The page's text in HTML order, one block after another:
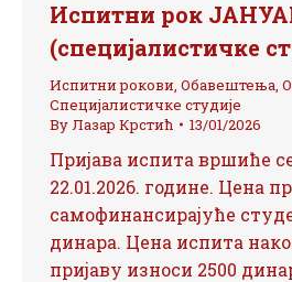
Испитни рок
(специјалистичке
Испитни рокови, Обавештења,
Специјалистичке студије
ByЛазар Крстић 13/01/2026
Пријава испита вршиће
22.01.2026. године. Цена
самофинансирајуће
динара. Цена испита
пријаву износи 2500